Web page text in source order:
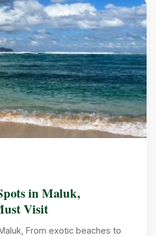
in Maluk,
Visit
From exotic beaches to